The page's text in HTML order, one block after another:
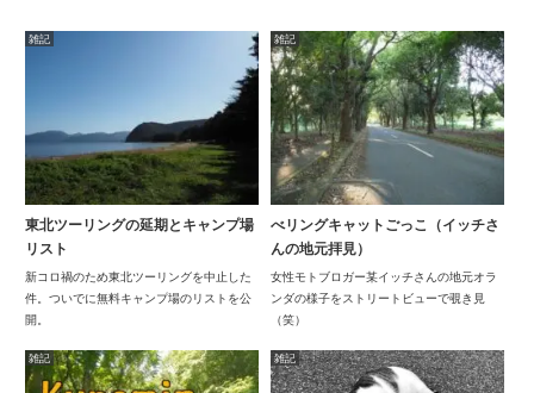
雑記
東北ツーリングの延期とキャンプ場
リスト
新コロ禍のため東北ツーリングを中止した
件。ついでに無料キャンプ場のリストを公
開。
雑記
べリングキャットごっこ（イッチさ
んの地元拝見）
女性モトブロガー某イッチさんの地元オラ
ンダの様子をストリートビューで覗き見
（笑）
雑記 雑記